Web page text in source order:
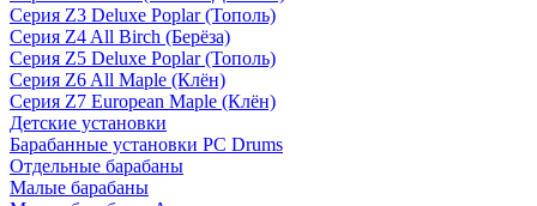
Серия Z3 Deluxe Poplar (Тополь)
Серия Z4 All Birch (Берёза)
Серия Z5 Deluxe Poplar (Тополь)
Серия Z6 All Maple (Клён)
Серия Z7 European Maple (Клён)
Детские установки
Барабанные установки PC Drums
Отдельные барабаны
Малые барабаны